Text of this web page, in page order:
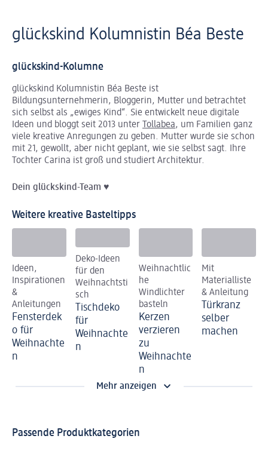
glückskind Kolumnistin Béa Beste
glückskind-Kolumne
glückskind Kolumnistin Béa Beste ist
Bildungsunternehmerin, Bloggerin, Mutter und betrachtet
sich selbst als „ewiges Kind“. Sie entwickelt neue digitale
Ideen und bloggt seit 2013 unter Tollabea, um Familien ganz
viele kreative Anregungen zu geben. Mutter wurde sie schon
mit 21, gewollt, aber nicht geplant, wie sie selbst sagt. Ihre
Tochter Carina ist groß und studiert Architektur.
Dein glückskind-Team ♥
Weitere kreative Basteltipps
Ideen,
Inspirationen
&
Anleitungen
Fensterdek
o für
Weihnachte
n
Deko-Ideen
für den
Weihnachtsti
sch
Tischdeko
für
Weihnachte
n
Weihnachtlic
he
Windlichter
basteln
Kerzen
verzieren
zu
Weihnachte
n
Mit
Materialliste
& Anleitung
Türkranz
selber
machen
Mehr anzeigen
Passende Produktkategorien